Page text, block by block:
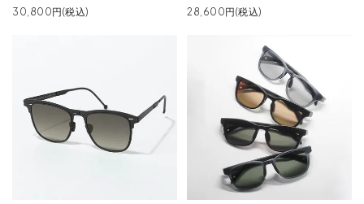
30,800円(税込)
28,600円(税込)